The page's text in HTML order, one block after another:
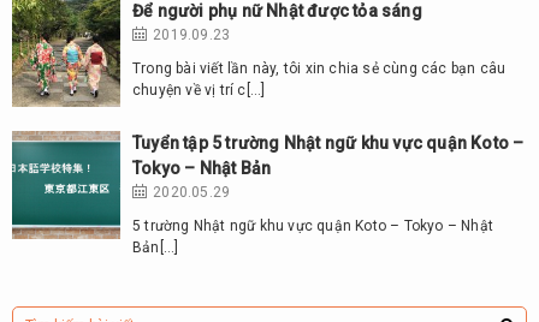
Để người phụ nữ Nhật được tỏa sáng
2019.09.23
Trong bài viết lần này, tôi xin chia sẻ cùng các bạn câu
chuyện về vị trí c[…]
Tuyển tập 5 trường Nhật ngữ khu vực quận Koto –
Tokyo – Nhật Bản
2020.05.29
5 trường Nhật ngữ khu vực quận Koto – Tokyo – Nhật
Bản[…]